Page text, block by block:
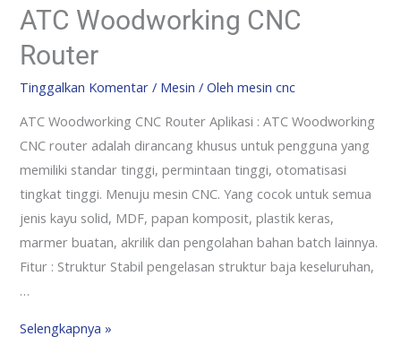
ATC Woodworking CNC
Router
Tinggalkan Komentar / Mesin / Olehmesin cnc
ATC Woodworking CNC Router Aplikasi : ATC Woodworking
CNC router adalah dirancang khusus untuk pengguna yang
memiliki standar tinggi, permintaan tinggi, otomatisasi
tingkat tinggi. Menuju mesin CNC. Yang cocok untuk semua
jenis kayu solid, MDF, papan komposit, plastik keras,
marmer buatan, akrilik dan pengolahan bahan batch lainnya.
Fitur : Struktur Stabil pengelasan struktur baja keseluruhan,
…
Selengkapnya »